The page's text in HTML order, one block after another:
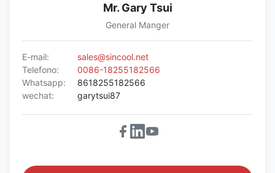
Mr. Gary Tsui
General Manger
E-mail:
sales@sincool.net
Telefono:
0086-18255182566
Whatsapp:
8618255182566
wechat:
garytsui87